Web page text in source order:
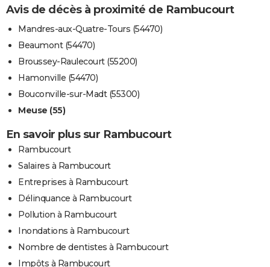
Avis de décès à proximité de Rambucourt
Mandres-aux-Quatre-Tours (54470)
Beaumont (54470)
Broussey-Raulecourt (55200)
Hamonville (54470)
Bouconville-sur-Madt (55300)
Meuse (55)
En savoir plus sur Rambucourt
Rambucourt
Salaires à Rambucourt
Entreprises à Rambucourt
Délinquance à Rambucourt
Pollution à Rambucourt
Inondations à Rambucourt
Nombre de dentistes à Rambucourt
Impôts à Rambucourt